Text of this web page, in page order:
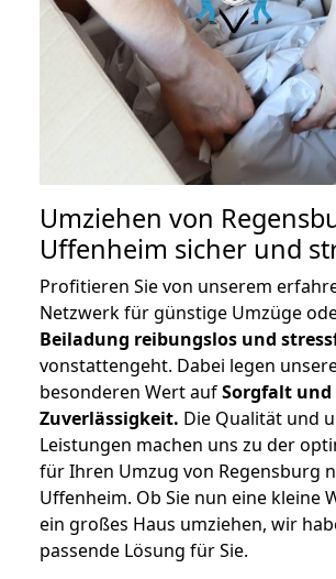
Umziehen von
Uffenheim sicher und
Profitieren Sie von unserem
Netzwerk für günstige Umzüge
Beiladung reibungslos und
vonstattengeht. Dabei legen
besonderen Wert aufSorgfalt und
Zuverlässigkeit. Die Qualität und
Leistungen machen uns zu der
für Ihren Umzug von Regensburg
Uffenheim. Ob Sie nun eine kleine
ein großes Haus umziehen, wir
passende Lösung für Sie.